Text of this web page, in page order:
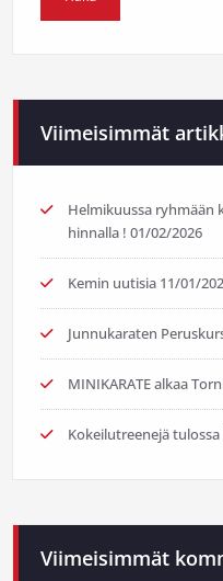
Viimeisimmät
Helmikuussa ryhmään
hinnalla ! 01/02/2026
Kemin uutisia 11/01/
Junnukaraten
MINIKARATE alkaa
Kokeilutreenejä
Viimeisimmät